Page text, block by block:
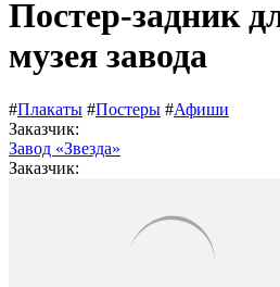
Постер-задник
музея завода
#Плакаты #Постеры #Афиши
Заказчик:
Завод «Звезда»
Заказчик: